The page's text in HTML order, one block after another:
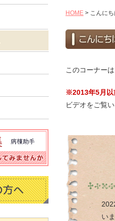
HOME > こんに
このコーナー
※2013年5月以
ビデオをご覧
い